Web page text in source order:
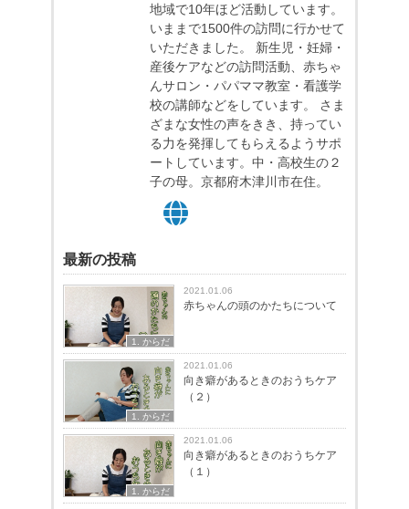
地域で10年ほど活動しています。
いままで1500件の訪問に行かせて
いただきました。
新生児・妊婦・
産後ケアなどの訪問活動、赤ちゃ
んサロン・パパママ教室・看護学
校の講師などをしています。
さま
ざまな女性の声をきき、持ってい
る力を発揮してもらえるようサポ
ートしています。 ​中・高校生の２
子の母。京都府木津川市在住。
最新の投稿
1. からだ
2021.01.06
赤ちゃんの頭のかたちについて
1. からだ
2021.01.06
向き癖があるときのおうちケア
（２）
1. からだ
2021.01.06
向き癖があるときのおうちケア
（１）